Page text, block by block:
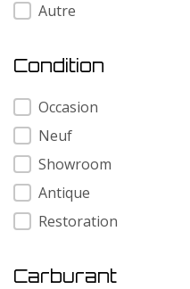
Autre
Condition
Condition
Occasion
Neuf
Showroom
Antique
Restoration
Carburant